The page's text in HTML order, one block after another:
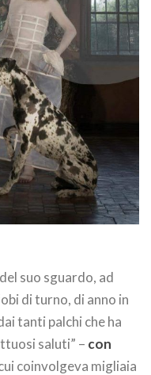
suo sguardo, ad
di turno, di anno in
tanti palchi che ha
saluti” – con
coinvolgeva migliaia